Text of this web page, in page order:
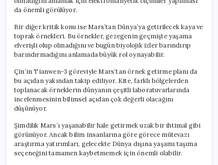
da önemli görülüyor.
Bir diğer kritik konu ise Mars’tan Dünya’ya getirilecek kaya ve
toprak örnekleri. Bu örnekler, gezegenin geçmişte yaşama
elverişli olup olmadığını ve bugün biyolojik izler barındırıp
barındırmadığını anlamada büyük rol oynayabilir.
Çin’in Tianwen-3 göreviyle Mars’tan örnek getirme planı da
bu açıdan yakından takip ediliyor. Kite, farklı bölgelerden
toplanacak örneklerin dünyanın çeşitli laboratuvarlarında
incelenmesinin bilimsel açıdan çok değerli olacağını
düşünüyor.
Şimdilik Mars’ı yaşanabilir hale getirmek uzak bir ihtimal gibi
görünüyor. Ancak bilim insanlarına göre görece mütevazı
araştırma yatırımları, gelecekte Dünya dışına yaşamı taşıma
seçeneğini tamamen kaybetmemek için önemli olabilir.